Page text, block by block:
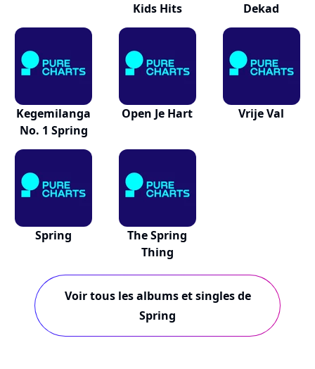
Kids Hits
Dekad
Kegemilanga
No. 1 Spring
Open Je Hart Vrije Val
Spring
The Spring
Thing
Voir tous les albums et singles de
Spring